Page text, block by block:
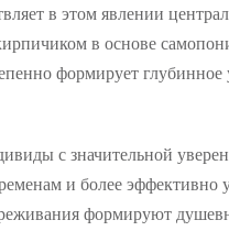
в этом явлении
в основе
формирует глубинное
с значительной
и более эффективно
формируют